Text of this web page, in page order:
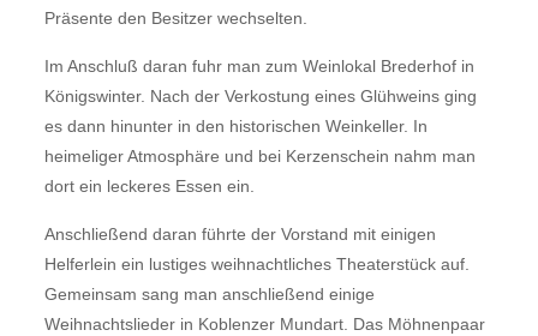
Präsente den Besitzer wechselten.
Im Anschluß daran fuhr man zum Weinlokal Brederhof in
Königswinter. Nach der Verkostung eines Glühweins ging
es dann hinunter in den historischen Weinkeller. In
heimeliger Atmosphäre und bei Kerzenschein nahm man
dort ein leckeres Essen ein.
Anschließend daran führte der Vorstand mit einigen
Helferlein ein lustiges weihnachtliches Theaterstück auf.
Gemeinsam sang man anschließend einige
Weihnachtslieder in Koblenzer Mundart. Das Möhnenpaar